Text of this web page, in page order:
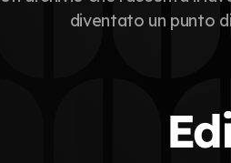
diventato un punto